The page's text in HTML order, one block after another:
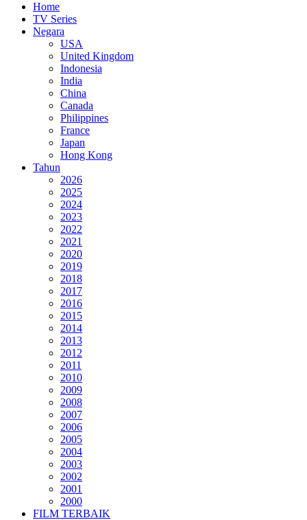
Home
TV Series
Negara
USA
United Kingdom
Indonesia
India
China
Canada
Philippines
France
Japan
Hong Kong
Tahun
2026
2025
2024
2023
2022
2021
2020
2019
2018
2017
2016
2015
2014
2013
2012
2011
2010
2009
2008
2007
2006
2005
2004
2003
2002
2001
2000
FILM TERBAIK